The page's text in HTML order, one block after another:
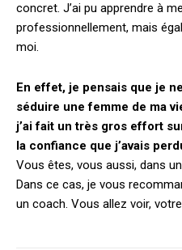
concret. J’ai pu apprendre à
professionnellement, mais
moi.
En effet, je pensais que je
séduire une femme de ma
j’ai fait un très gros effort
la confiance que j’avais
Vous êtes, vous aussi, dans
Dans ce cas, je vous
un coach. Vous allez voir,